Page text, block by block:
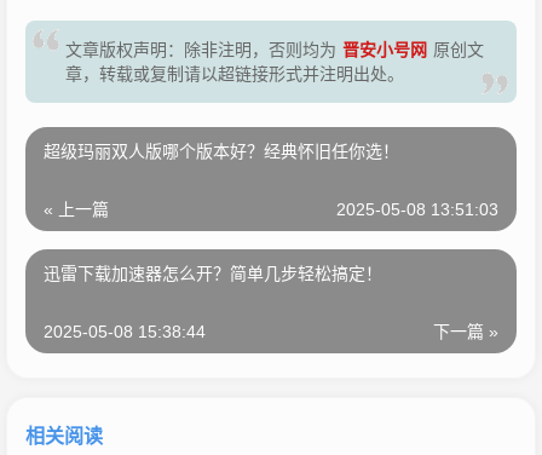
文章版权声明：除非注明，否则均为 晋安小号网 原创文
章，转载或复制请以超链接形式并注明出处。
超级玛丽双人版哪个版本好？经典怀旧任你选！
« 上一篇 2025-05-08 13:51:03
迅雷下载加速器怎么开？简单几步轻松搞定！
下一篇 »
2025-05-08 15:38:44
相关阅读